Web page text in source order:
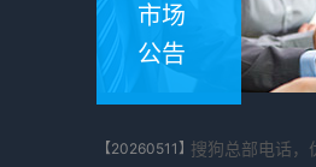
市场
公告
【20260511】